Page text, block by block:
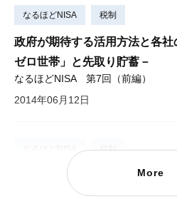
なるほどNISA 税制
政府が期待する活用方法と各
ゼロ世帯」と先取り貯蓄－
なるほどNISA 第7回（前編）
2014年06月12日
税制
2014年度税制改正で、毎年金
なるほどNISA 特別回
More